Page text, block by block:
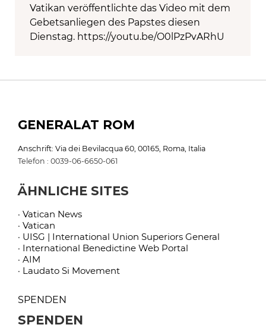
Vatikan veröffentlichte das Video mit dem
Gebetsanliegen des Papstes diesen
Dienstag. https://youtu.be/O0lPzPvARhU
GENERALAT ROM
Anschrift: Via dei Bevilacqua 60, 00165, Roma, Italia
Telefon : 0039-06-6650-061
ÄHNLICHE SITES
· Vatican News
· Vatican
· UISG | International Union Superiors General
· International Benedictine Web Portal
· AIM
· Laudato Si Movement
SPENDEN
SPENDEN